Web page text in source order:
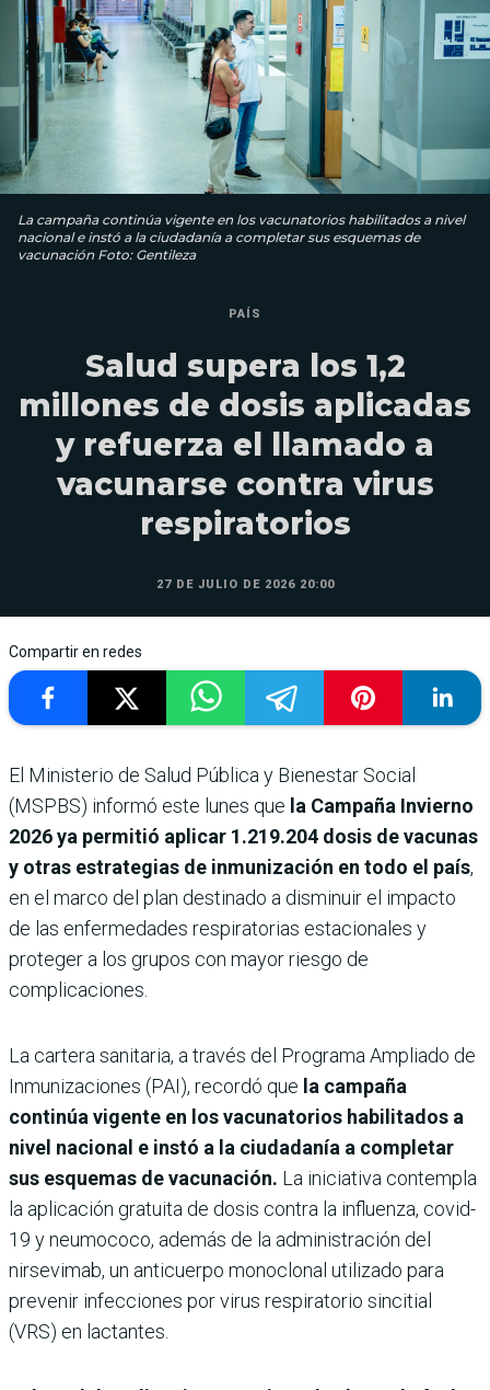
La campaña continúa vigente en los vacunatorios habilitados a nivel
nacional e instó a la ciudadanía a completar sus esquemas de
vacunación Foto: Gentileza
PAÍS
Salud supera los 1,2
millones de dosis aplicadas
y refuerza el llamado a
vacunarse contra virus
respiratorios
27 DE JULIO DE 2026 20:00
Compartir en redes
El Ministerio de Salud Pública y Bienestar Social
(MSPBS) informó este lunes que la Campaña Invierno
2026 ya permitió aplicar 1.219.204 dosis de vacunas
y otras estrategias de inmunización en todo el país,
en el marco del plan destinado a disminuir el impacto
de las enfermedades respiratorias estacionales y
proteger a los grupos con mayor riesgo de
complicaciones.
La cartera sanitaria, a través del Programa Ampliado de
Inmunizaciones (PAI), recordó que la campaña
continúa vigente en los vacunatorios habilitados a
nivel nacional e instó a la ciudadanía a completar
sus esquemas de vacunación. La iniciativa contempla
la aplicación gratuita de dosis contra la influenza, covid-
19 y neumococo, además de la administración del
nirsevimab, un anticuerpo monoclonal utilizado para
prevenir infecciones por virus respiratorio sincitial
(VRS) en lactantes.